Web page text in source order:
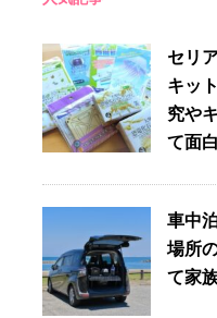
セリ
キッ
究や
て面
車中
場所
て家